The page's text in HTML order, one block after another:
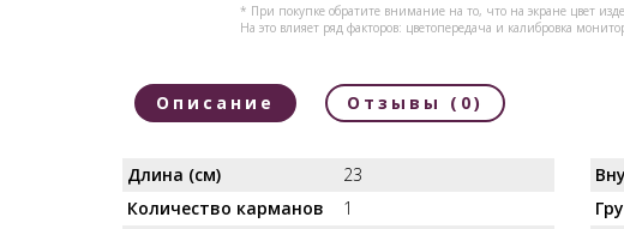
* При покупке обратите внимание на то, что на экране цвет
На это влияет ряд факторов: цветопередача и калибровка
Описание Отзывы (0)
Длина (см)
23
Количество карманов
1